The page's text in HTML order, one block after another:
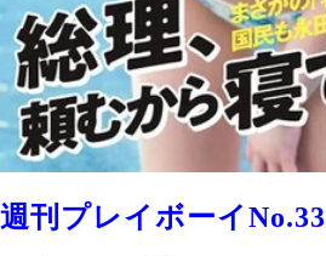
週刊プレイボーイNo.33